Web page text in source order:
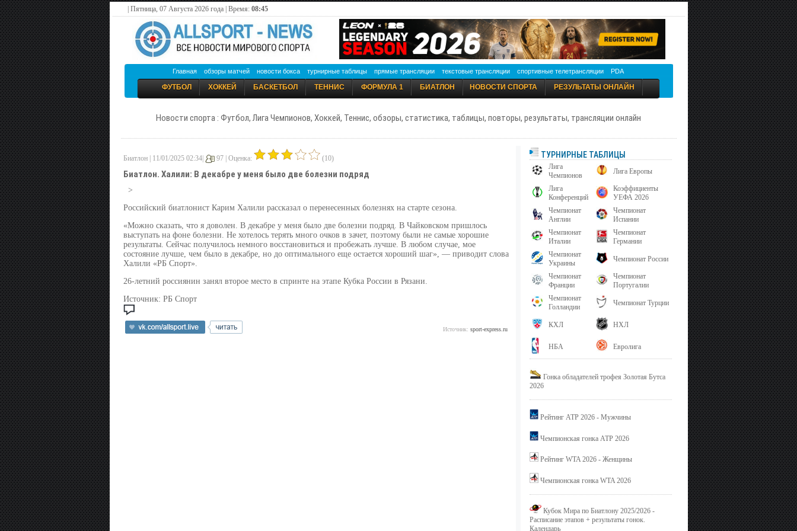
| Пятница, 07 Августа 2026 года | Время: 08:45
Главная обзоры матчей новости бокса турнирные таблицы прямые трансляции текстовые трансляции спортивные телетрансляции PDA
ФУТБОЛ ХОККЕЙ БАСКЕТБОЛ ТЕННИС ФОРМУЛА 1 БИАТЛОН НОВОСТИ СПОРТА РЕЗУЛЬТАТЫ ОНЛАЙН
Новости спорта : Футбол, Лига Чемпионов, Хоккей, Теннис, обзоры, статистика, таблицы, повторы, результаты, трансляции онлайн
Биатлон | 11/01/2025 02:34| 97 | Оценка: (10)
Биатлон. Халили: В декабре у меня было две болезни подряд
>
Российский биатлонист Карим Халили рассказал о перенесенных болезнях на старте сезона.
«Можно сказать, что я доволен. В декабре у меня было две болезни подряд. В Чайковском пришлось
выступать на фоне болезни. Не хотелось терять много очков в зачет, поэтому были не самые хорошие
результаты. Сейчас получилось немного восстановиться и пробежать лучше. В любом случае, мое
состояние лучше, чем было в декабре, но до оптимального еще остается хороший шаг», — приводит слова
Халили «РБ Спорт».
26-летний россиянин занял второе место в спринте на этапе Кубка России в Рязани.
Источник: РБ Спорт
Источник: sport-express.ru
ТУРНИРНЫЕ ТАБЛИЦЫ
Лига
Чемпионов
Лига Европы
Лига
Конференций
Коэффициенты
УЕФА 2026
Чемпионат
Англии
Чемпионат
Испании
Чемпионат
Италии
Чемпионат
Германии
Чемпионат
Украины
Чемпионат России
Чемпионат
Франции
Чемпионат
Португалии
Чемпионат
Голландии
Чемпионат Турции
КХЛ НХЛ
НБА Евролига
Гонка обладателей трофея Золотая Бутса
2026
Рейтинг ATP 2026 - Мужчины
Чемпионская гонка ATP 2026
Рейтинг WTA 2026 - Женщины
Чемпионская гонка WTA 2026
Кубок Мира по Биатлону 2025/2026 -
Расписание этапов + результаты гонок.
Календарь